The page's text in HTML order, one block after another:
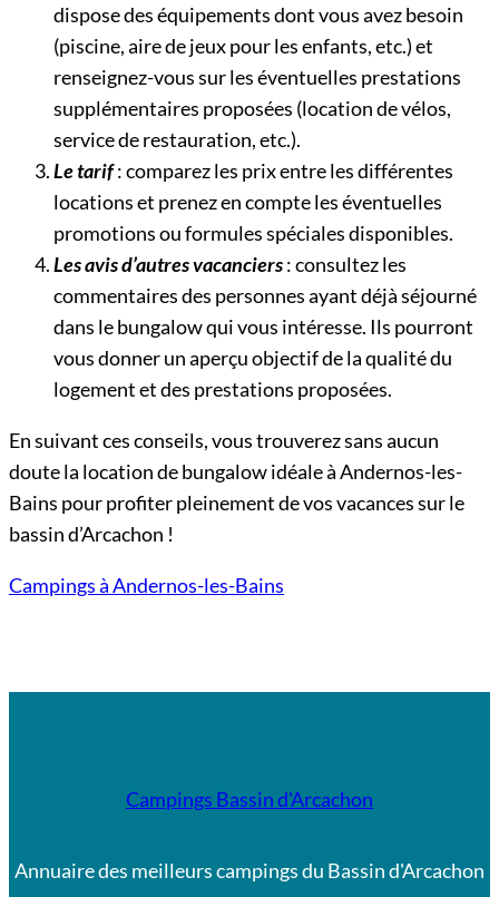
dispose des équipements dont vous avez besoin
(piscine, aire de jeux pour les enfants, etc.) et
renseignez-vous sur les éventuelles prestations
supplémentaires proposées (location de vélos,
service de restauration, etc.).
Le tarif: comparez les prix entre les différentes
locations et prenez en compte les éventuelles
promotions ou formules spéciales disponibles.
Les avis d’autres vacanciers: consultez les
commentaires des personnes ayant déjà séjourné
dans le bungalow qui vous intéresse. Ils pourront
vous donner un aperçu objectif de la qualité du
logement et des prestations proposées.
En suivant ces conseils, vous trouverez sans aucun
doute la location de bungalow idéale à Andernos-les-
Bains pour profiter pleinement de vos vacances sur le
bassin d’Arcachon !
Campings à Andernos-les-Bains
Campings Bassin d'Arcachon
Annuaire des meilleurs campings du Bassin d'Arcachon